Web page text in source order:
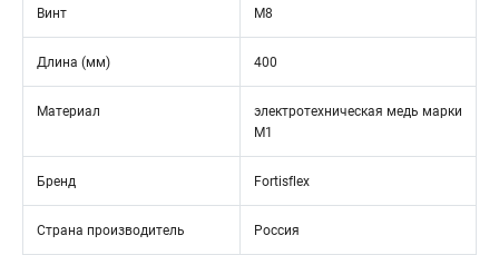
Винт М8
Длина (мм) 400
Материал
электротехническая медь марки
М1
Бренд Fortisflex
Страна производитель Россия